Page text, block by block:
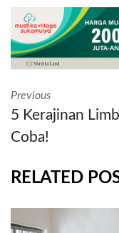
Previous
5 Kerajinan
Coba!
RELATED